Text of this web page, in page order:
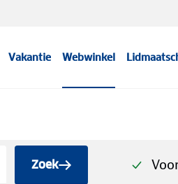
Vakantie Webwinkel
Zoek